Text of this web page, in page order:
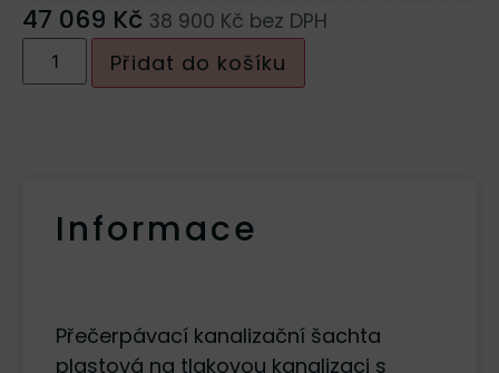
47 069 Kč 38 900 Kč bez DPH
Přidat do košíku
Informace
Přečerpávací kanalizační šachta
plastová na tlakovou kanalizaci s